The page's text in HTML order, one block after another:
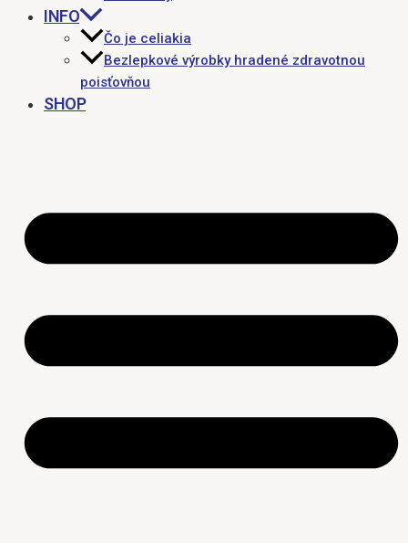
INFO
Čo je celiakia
Bezlepkové výrobky hradené zdravotnou
poisťovňou
SHOP